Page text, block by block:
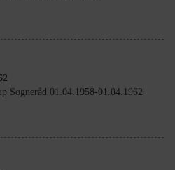
Sogneråd 01.04.1958-01.04.1962